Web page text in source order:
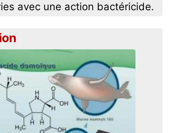
avec une action bactéricide.